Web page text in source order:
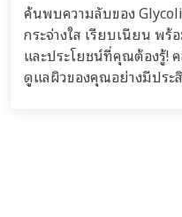
ค้นพบความลับของ
กระจ่างใส เรียบเนียน พร้
และประโยชน์ที่คุณต้องรู้!
ดูแลผิวของคุณอย่างมีประ